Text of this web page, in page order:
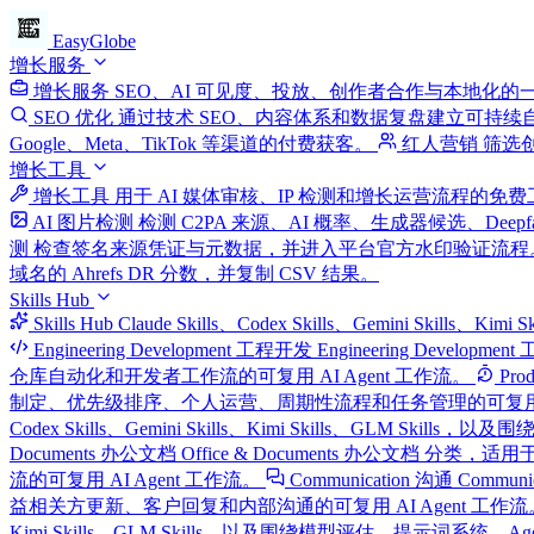
EasyGlobe
增长服务
增长服务 SEO、AI 可见度、投放、创作者合作与本地化的
SEO 优化 通过技术 SEO、内容体系和数据复盘建立可持续
Google、Meta、TikTok 等渠道的付费获客。
红人营销 筛选
增长工具
增长工具 用于 AI 媒体审核、IP 检测和增长运营流程的免费
AI 图片检测 检测 C2PA 来源、AI 概率、生成器候选、
测 检查签名来源凭证与元数据，并进入平台官方水印验证流程
域名的 Ahrefs DR 分数，并复制 CSV 结果。
Skills Hub
Skills Hub Claude Skills、Codex Skills、Gemini Skills、
Engineering Development 工程开发 Engineering
仓库自动化和开发者工作流的可复用 AI Agent 工作流。
制定、优先级排序、个人运营、周期性流程和任务管理的可复
Codex Skills、Gemini Skills、Kimi Skills、GLM Skills，以及
Documents 办公文档 Office & Documents 办公文档 分类，适用
流的可复用 AI Agent 工作流。
Communication 沟通
益相关方更新、客户回复和内部沟通的可复用 AI Agent 工作流